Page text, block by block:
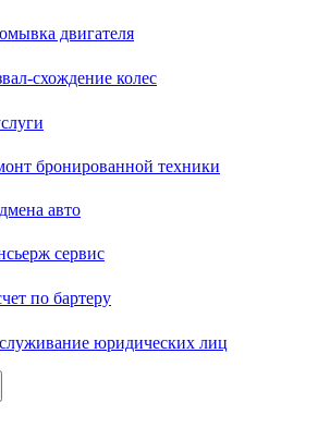
двигателя
схождение колес
бронированной техники
авто
сервис
по бартеру
юридических лиц